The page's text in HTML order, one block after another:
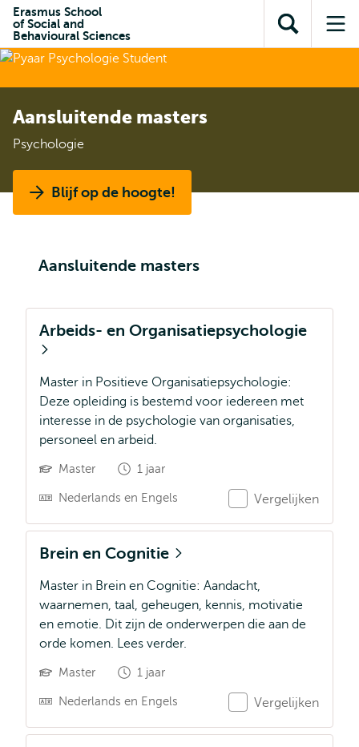
inhoud
Direct naar
subnavigatie
Erasmus School
of Social and
Behavioural Sciences
Toon
zoekveld
Aansluitende masters
Psychologie
Blijf op de hoogte!
Aansluitende masters
Arbeids- en Organisatiepsychologie
Master in Positieve Organisatiepsychologie:
Deze opleiding is bestemd voor iedereen met
interesse in de psychologie van organisaties,
personeel en arbeid.
Master 1 jaar
Nederlands en Engels Vergelijken
Brein en Cognitie
Master in Brein en Cognitie: Aandacht,
waarnemen, taal, geheugen, kennis, motivatie
en emotie. Dit zijn de onderwerpen die aan de
orde komen. Lees verder.
Master 1 jaar
Nederlands en Engels Vergelijken